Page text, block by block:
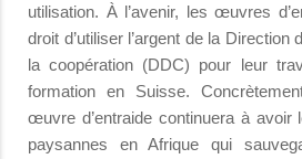
utilisation. À l’avenir, les œuvres
droit d’utiliser l’argent de la Direction
la coopération (DDC) pour leur
formation en Suisse.
œuvre d’entraide continuera à avoir
paysannes en Afrique qui